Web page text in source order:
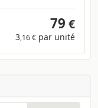
79 €
3,16 € par unité